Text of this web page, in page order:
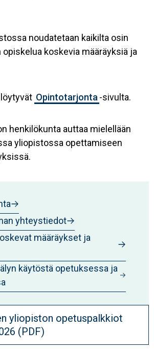
noudatetaan kaikilta osin
koskevia määräyksiä ja
Opintotarjonta -sivulta.
henkilökunta auttaa mielellään
yliopistossa opettamiseen
yhteystiedot
määräykset ja
käytöstä opetuksessa ja
yliopiston opetuspalkkiot
(PDF)